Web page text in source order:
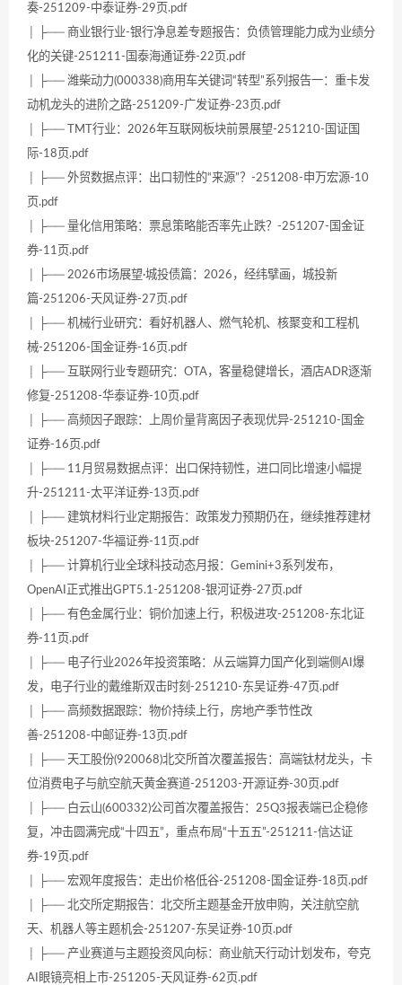
奏-251209-中泰证券-29页.pdf
│ ├── 商业银行业-银行净息差专题报告：负债管理能力成为业绩分
化的关键-251211-国泰海通证券-22页.pdf
│ ├── 潍柴动力(000338)商用车关键词“转型”系列报告一：重卡发
动机龙头的进阶之路-251209-广发证券-23页.pdf
│ ├── TMT行业：2026年互联网板块前景展望-251210-国证国
际-18页.pdf
│ ├── 外贸数据点评：出口韧性的“来源”？-251208-申万宏源-10
页.pdf
│ ├── 量化信用策略：票息策略能否率先止跌？-251207-国金证
券-11页.pdf
│ ├── 2026市场展望·城投债篇：2026，经纬擘画，城投新
篇-251206-天风证券-27页.pdf
│ ├── 机械行业研究：看好机器人、燃气轮机、核聚变和工程机
械-251206-国金证券-16页.pdf
│ ├── 互联网行业专题研究：OTA，客量稳健增长，酒店ADR逐渐
修复-251208-华泰证券-10页.pdf
│ ├── 高频因子跟踪：上周价量背离因子表现优异-251210-国金
证券-16页.pdf
│ ├── 11月贸易数据点评：出口保持韧性，进口同比增速小幅提
升-251211-太平洋证券-13页.pdf
│ ├── 建筑材料行业定期报告：政策发力预期仍在，继续推荐建材
板块-251207-华福证券-11页.pdf
│ ├── 计算机行业全球科技动态月报：Gemini+3系列发布，
OpenAI正式推出GPT5.1-251208-银河证券-27页.pdf
│ ├── 有色金属行业：铜价加速上行，积极进攻-251208-东北证
券-11页.pdf
│ ├── 电子行业2026年投资策略：从云端算力国产化到端侧AI爆
发，电子行业的戴维斯双击时刻-251210-东吴证券-47页.pdf
│ ├── 高频数据跟踪：物价持续上行，房地产季节性改
善-251208-中邮证券-13页.pdf
│ ├── 天工股份(920068)北交所首次覆盖报告：高端钛材龙头，卡
位消费电子与航空航天黄金赛道-251203-开源证券-30页.pdf
│ ├── 白云山(600332)公司首次覆盖报告：25Q3报表端已企稳修
复，冲击圆满完成“十四五”，重点布局“十五五”-251211-信达证
券-19页.pdf
│ ├── 宏观年度报告：走出价格低谷-251208-国金证券-18页.pdf
│ ├── 北交所定期报告：北交所主题基金开放申购，关注航空航
天、机器人等主题机会-251207-东吴证券-10页.pdf
│ ├── 产业赛道与主题投资风向标：商业航天行动计划发布，夸克
AI眼镜亮相上市-251205-天风证券-62页.pdf